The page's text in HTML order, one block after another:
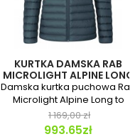
KURTKA DAMSKA RAB
MICROLIGHT ALPINE LONG
JACKET
Damska kurtka puchowa Rab
Microlight Alpine Long to
wydłużony model...
1 169,00 zł
993.65zł